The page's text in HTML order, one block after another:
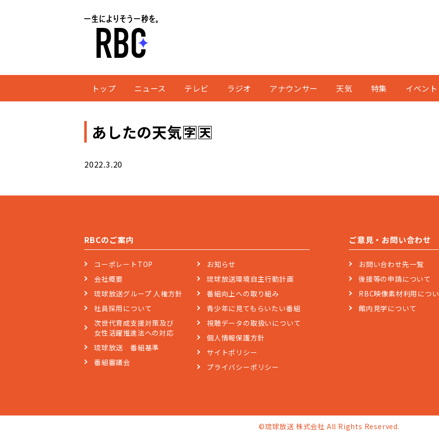
トップ ニュース テレビ ラジオ アナウンサー 天気 特集 イベント
あしたの天気🈑🈗
2022.3.20
RBCのご案内
コーポレートTOP
会社概要
琉球放送グループ 人権方針
社員採用について
次世代育成支援対策及び
女性活躍推進法への対応
琉球放送 番組基準
番組審議会
お知らせ
琉球放送環境自主行動計画
番組向上への取り組み
青少年に見てもらいたい番組
視聴データの取扱いについて
個人情報保護方針
サイトポリシー
プライバシーポリシー
ご意見・お問い合わせ
お問い合わせ先一覧
後援等の申請について
RBC映像素材利用につ
館内見学について
©琉球放送 株式会社 All Rights Reserved.